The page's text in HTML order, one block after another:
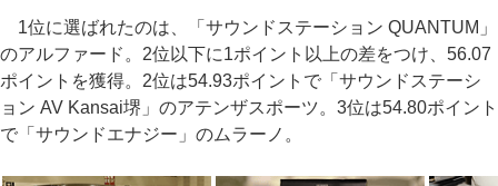
1位に選ばれたのは、「サウンドステーション QUANTUM」
のアルファード。2位以下に1ポイント以上の差をつけ、56.07
ポイントを獲得。2位は54.93ポイントで「サウンドステーシ
ョン AV Kansai堺」のアテンザスポーツ。3位は54.80ポイント
で「サウンドエナジー」のムラーノ。